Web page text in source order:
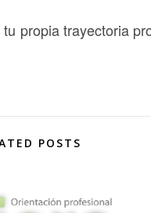
propia trayectoria
POSTS